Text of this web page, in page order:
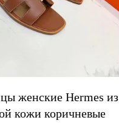
женские Hermes из
кожи коричневые